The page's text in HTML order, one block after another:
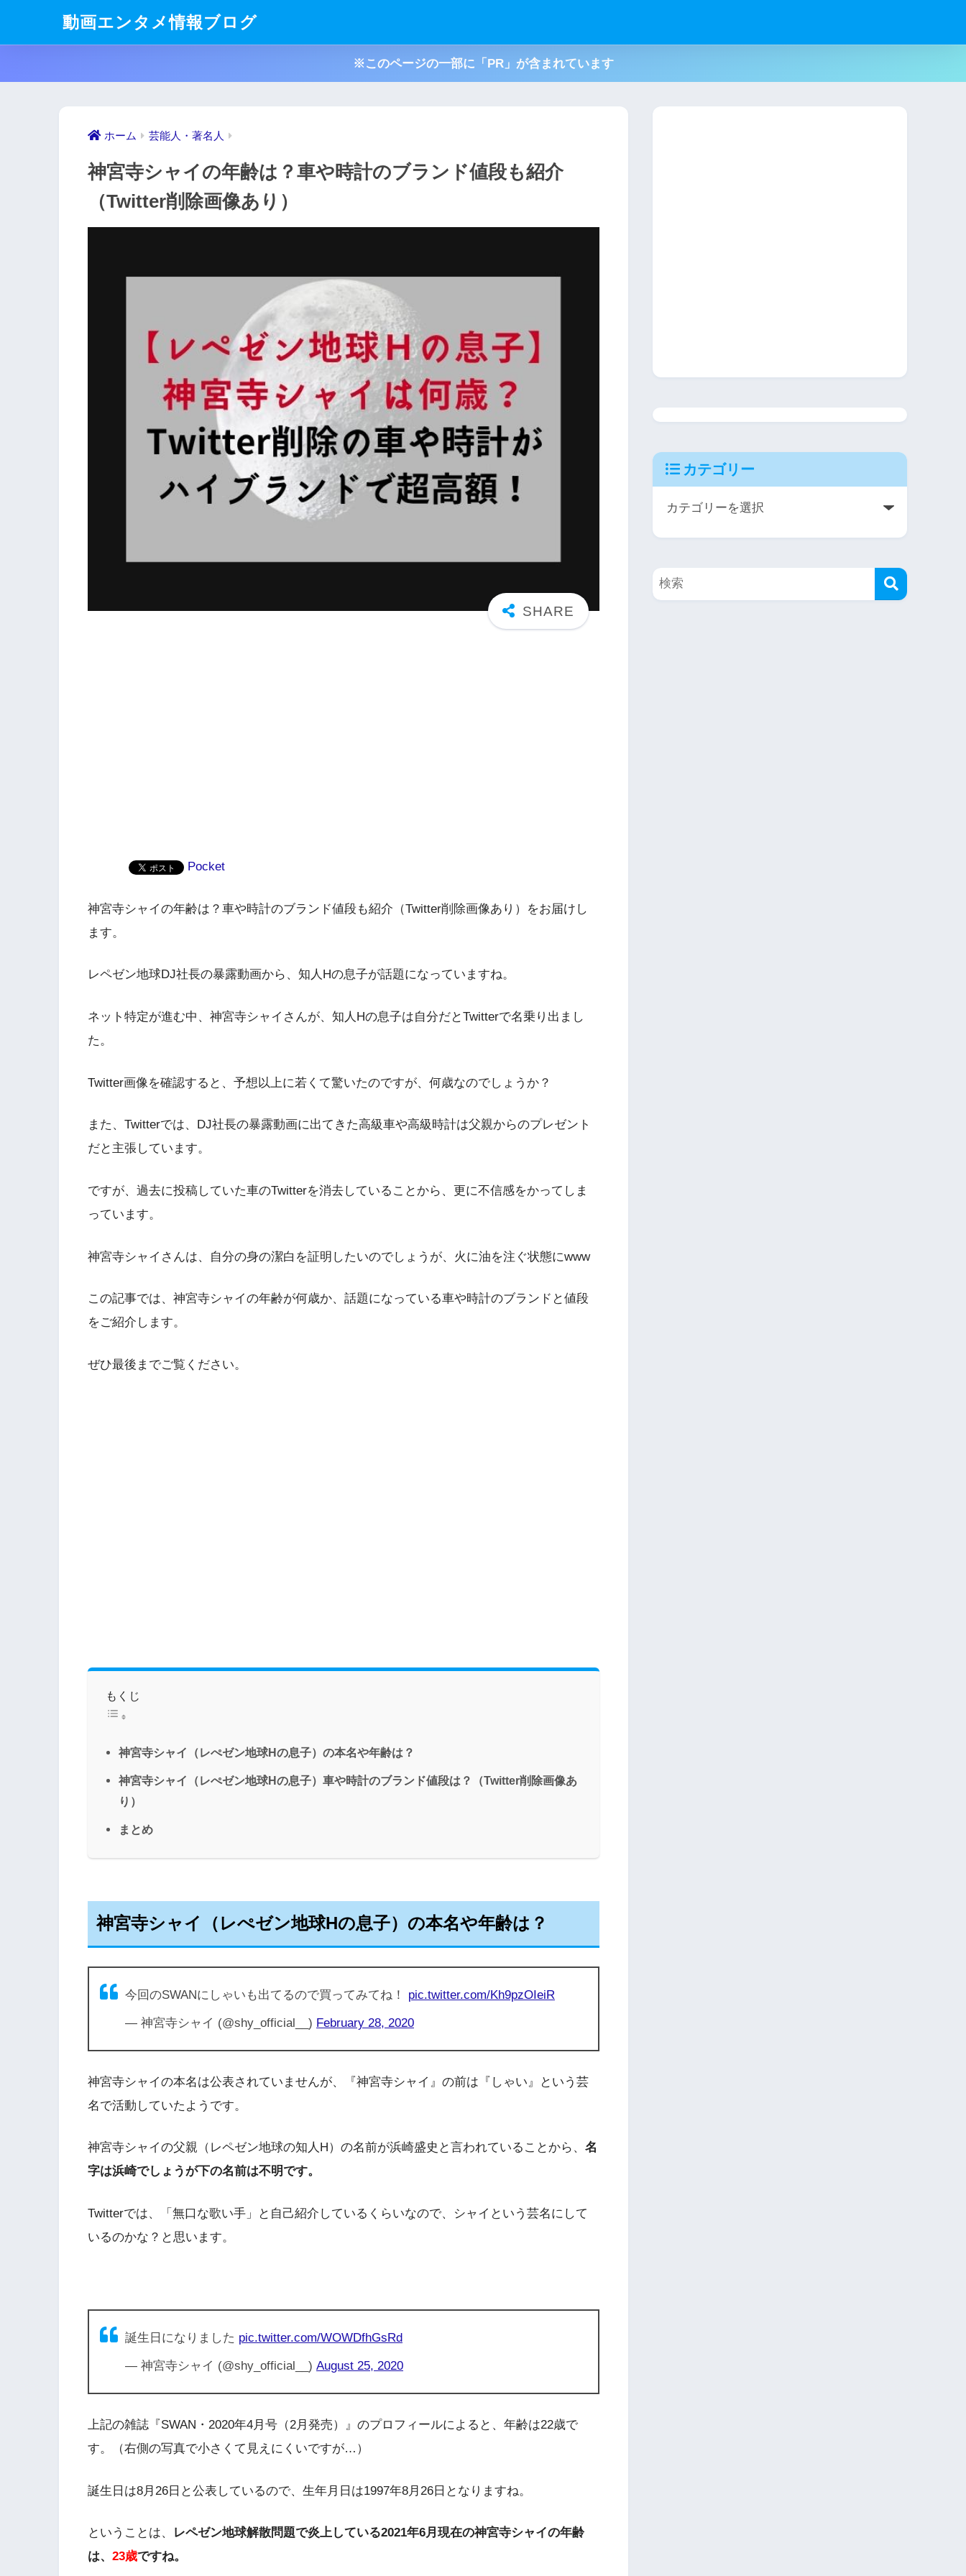
動画エンタメ情報ブログ
※このページの一部に「PR」が含まれています
ホーム 芸能人・著名人
神宮寺シャイの年齢は？車や時計のブランド値段も紹介
（Twitter削除画像あり）
Pocket
神宮寺シャイの年齢は？車や時計のブランド値段も紹介（Twitter削除画像あり）をお届けし
ます。
レペゼン地球DJ社長の暴露動画から、知人Hの息子が話題になっていますね。
ネット特定が進む中、神宮寺シャイさんが、知人Hの息子は自分だとTwitterで名乗り出まし
た。
Twitter画像を確認すると、予想以上に若くて驚いたのですが、何歳なのでしょうか？
また、Twitterでは、DJ社長の暴露動画に出てきた高級車や高級時計は父親からのプレゼント
だと主張しています。
ですが、過去に投稿していた車のTwitterを消去していることから、更に不信感をかってしま
っています。
神宮寺シャイさんは、自分の身の潔白を証明したいのでしょうが、火に油を注ぐ状態にwww
この記事では、神宮寺シャイの年齢が何歳か、話題になっている車や時計のブランドと値段
をご紹介します。
ぜひ最後までご覧ください。
もくじ
神宮寺シャイ（レぺゼン地球Hの息子）の本名や年齢は？
神宮寺シャイ（レぺゼン地球Hの息子）車や時計のブランド値段は？（Twitter削除画像あ
り）
まとめ
神宮寺シャイ（レぺゼン地球Hの息子）の本名や年齢は？
今回のSWANにしゃいも出てるので買ってみてね！ pic.twitter.com/Kh9pzOIeiR
— 神宮寺シャイ (@shy_official__) February 28, 2020
神宮寺シャイの本名は公表されていませんが、『神宮寺シャイ』の前は『しゃい』という芸
名で活動していたようです。
神宮寺シャイの父親（レペゼン地球の知人H）の名前が浜崎盛史と言われていることから、 名
字は浜崎でしょうが下の名前は不明です。
Twitterでは、「無口な歌い手」と自己紹介しているくらいなので、シャイという芸名にして
いるのかな？と思います。
誕生日になりました pic.twitter.com/WOWDfhGsRd
— 神宮寺シャイ (@shy_official__) August 25, 2020
上記の雑誌『SWAN・2020年4月号（2月発売）』のプロフィールによると、年齢は22歳で
す。（右側の写真で小さくて見えにくいですが…）
誕生日は8月26日と公表しているので、生年月日は1997年8月26日となりますね。
ということは、
レペゼン地球解散問題で炎上している2021年6月現在の神宮寺シャイの年齢
は、 23歳ですね。
カテゴリー